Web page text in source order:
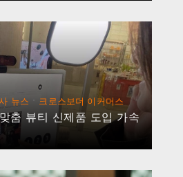
뉴스 · 크로스보더 이커머스
춤 뷰티 신제품 도입 가속